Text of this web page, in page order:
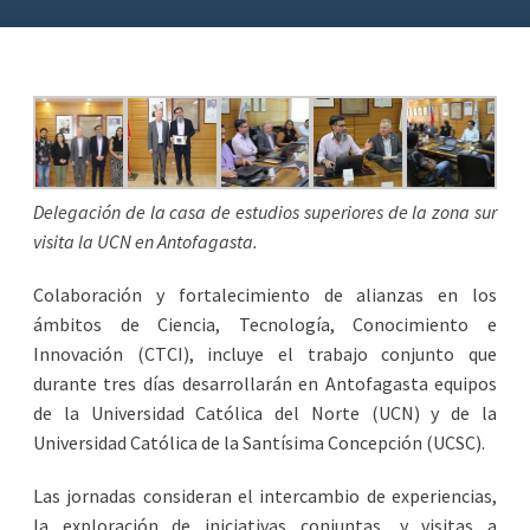
Delegación de la casa de estudios superiores de la zona sur
visita la UCN en Antofagasta.
Colaboración y fortalecimiento de alianzas en los
ámbitos de Ciencia, Tecnología, Conocimiento e
Innovación (CTCI), incluye el trabajo conjunto que
durante tres días desarrollarán en Antofagasta equipos
de la Universidad Católica del Norte (UCN) y de la
Universidad Católica de la Santísima Concepción (UCSC).
Las jornadas consideran el intercambio de experiencias,
la exploración de iniciativas conjuntas, y visitas a